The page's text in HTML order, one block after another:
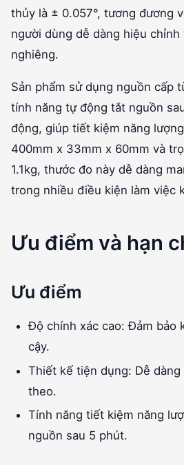
thủy là ± 0.057°, tương đương
người dùng dễ dàng hiệu chỉnh
nghiêng.
Sản phẩm sử dụng nguồn cấp
tính năng tự động tắt nguồn
động, giúp tiết kiệm năng
400mm x 33mm x 60mm và
1.1kg, thước đo này dễ dàng
trong nhiều điều kiện làm việc
Ưu điểm và hạn
Ưu điểm
Độ chính xác cao: Đảm bảo
cậy.
Thiết kế tiện dụng: Dễ dàng
theo.
Tính năng tiết kiệm năng
nguồn sau 5 phút.